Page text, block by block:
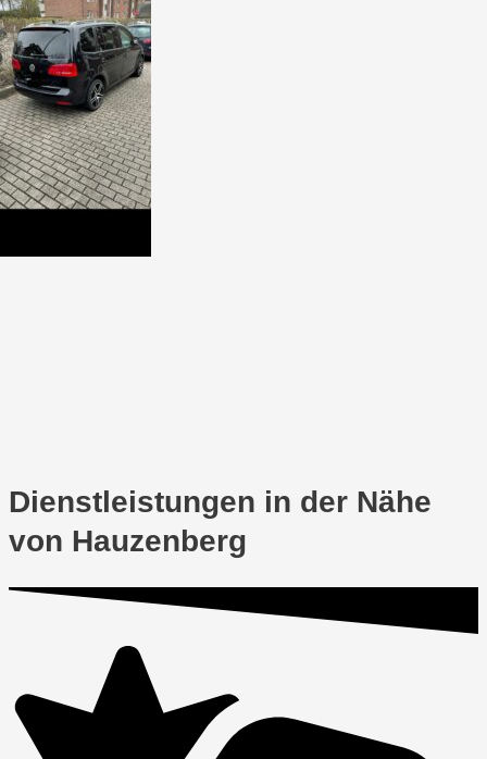
Dienstleistungen in der Nähe
von Hauzenberg